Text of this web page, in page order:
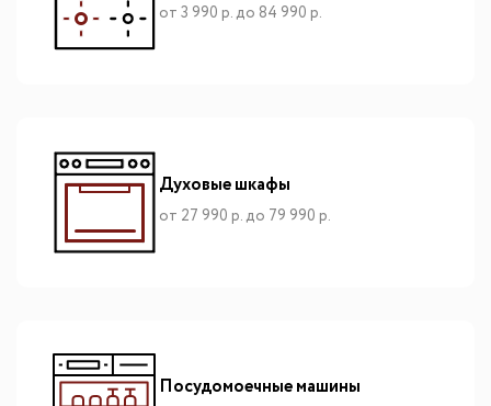
от 3 990 р. до 84 990 р.
Духовые шкафы
от 27 990 р. до 79 990 р.
Посудомоечные машины